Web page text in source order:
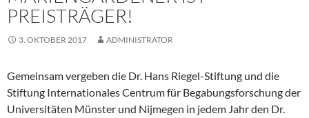
PREISTRÄGER!
3. OKTOBER 2017 ADMINISTRATOR
Gemeinsam vergeben die Dr. Hans Riegel-Stiftung und die
Stiftung Internationales Centrum für Begabungsforschung der
Universitäten Münster und Nijmegen in jedem Jahr den Dr.